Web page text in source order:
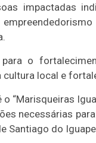
impactadas
o
cultura local e
“Marisqueiras
necessárias
Santiago do